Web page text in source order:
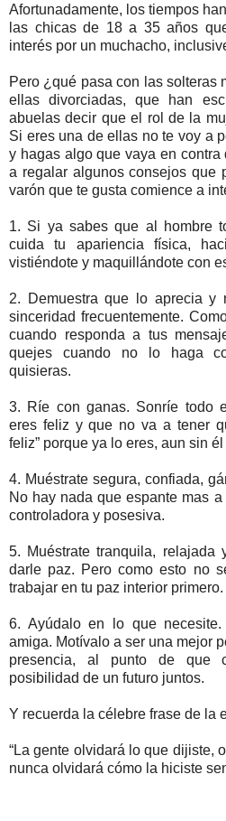
Afortunadamente, los tiempos
las chicas de 18 a 35 años
interés por un muchacho,
Pero ¿qué pasa con las solteras
ellas divorciadas, que han
abuelas decir que el rol de la
Si eres una de ellas no te voy a
y hagas algo que vaya en
a regalar algunos consejos que
varón que te gusta comience a
1. Si ya sabes que al hombre
cuida tu apariencia física,
vistiéndote y maquillándote con
2. Demuestra que lo aprecia y
sinceridad frecuentemente.
cuando responda a tus
quejes cuando no lo haga
quisieras.
3. Ríe con ganas. Sonríe todo
eres feliz y que no va a tener
feliz” porque ya lo eres, aun sin
4. Muéstrate segura, confiada,
No hay nada que espante mas
controladora y posesiva.
5. Muéstrate tranquila,
darle paz. Pero como esto no
trabajar en tu paz interior primero.
6. Ayúdalo en lo que
amiga. Motívalo a ser una mejor
presencia, al punto de que
posibilidad de un futuro juntos.
Y recuerda la célebre frase de la
“La gente olvidará lo que dijiste,
nunca olvidará cómo la hiciste